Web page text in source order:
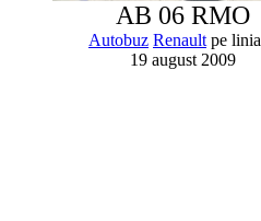
AB 06 RMO
Autobuz Renault pe linia
19 august 2009